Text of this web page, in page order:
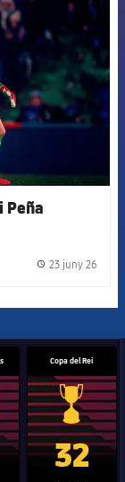
Peña
23 juny 26
del Mundial de Clubs
Copa del Rei
Copa del
32